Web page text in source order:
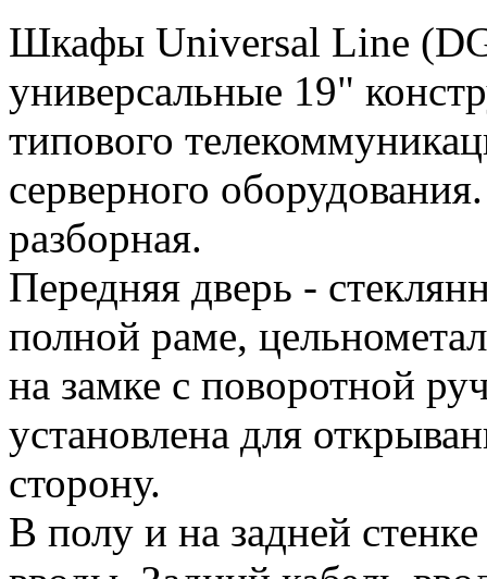
Шкафы Universal Line
универсальные 19"
типового
серверного
разборная.
Передняя дверь -
полной раме,
на замке с поворотной
установлена для
сторону.
В полу и на задней